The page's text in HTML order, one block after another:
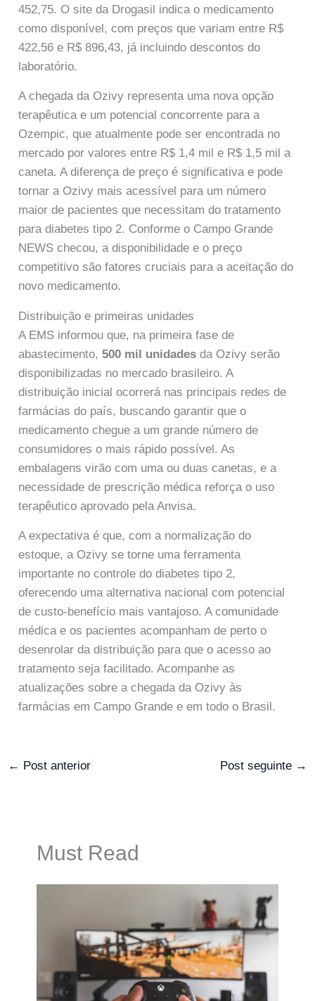
452,75. O site da Drogasil indica o medicamento
como disponível, com preços que variam entre R$
422,56 e R$ 896,43, já incluindo descontos do
laboratório.
A chegada da Ozivy representa uma nova opção
terapêutica e um potencial concorrente para a
Ozempic, que atualmente pode ser encontrada no
mercado por valores entre R$ 1,4 mil e R$ 1,5 mil a
caneta. A diferença de preço é significativa e pode
tornar a Ozivy mais acessível para um número
maior de pacientes que necessitam do tratamento
para diabetes tipo 2. Conforme o Campo Grande
NEWS checou, a disponibilidade e o preço
competitivo são fatores cruciais para a aceitação do
novo medicamento.
Distribuição e primeiras unidades
A EMS informou que, na primeira fase de
abastecimento,500 mil unidades da Ozivy serão
disponibilizadas no mercado brasileiro. A
distribuição inicial ocorrerá nas principais redes de
farmácias do país, buscando garantir que o
medicamento chegue a um grande número de
consumidores o mais rápido possível. As
embalagens virão com uma ou duas canetas, e a
necessidade de prescrição médica reforça o uso
terapêutico aprovado pela Anvisa.
A expectativa é que, com a normalização do
estoque, a Ozivy se torne uma ferramenta
importante no controle do diabetes tipo 2,
oferecendo uma alternativa nacional com potencial
de custo-benefício mais vantajoso. A comunidade
médica e os pacientes acompanham de perto o
desenrolar da distribuição para que o acesso ao
tratamento seja facilitado. Acompanhe as
atualizações sobre a chegada da Ozivy às
farmácias em Campo Grande e em todo o Brasil.
← Post anterior Post seguinte →
Must Read